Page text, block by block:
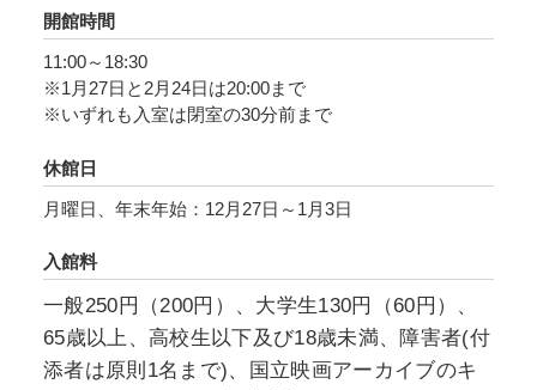
り上げる展覧会です。『カリガリ博士』といっ
た古典から、ダリオ・アルジェントらのイタリ
アン・ホラー、『ジョーズ』などのパニック映
画、そして日本の怪談映画やJホラーの最新作ま
譜をたどります。工夫の凝らされたポスターヴ
ィジュアルや惹句をお楽しみいただき、身も凍
開館時間
11:00～18:30
※1月27日と2月24日は20:00まで
※いずれも入室は閉室の30分前まで
休館日
月曜日、年末年始：12月27日～1月3日
入館料
一般250円（200円）、大学生130円（60円）、
65歳以上、高校生以下及び18歳未満、障害者(付
添者は原則1名まで)、国立映画アーカイブのキ